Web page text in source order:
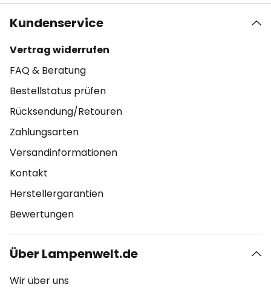
Kundenservice
Vertrag widerrufen
FAQ & Beratung
Bestellstatus prüfen
Rücksendung/Retouren
Zahlungsarten
Versandinformationen
Kontakt
Herstellergarantien
Bewertungen
Über Lampenwelt.de
Wir über uns